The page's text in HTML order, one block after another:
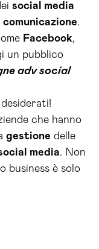
social media
comunicazione.
Facebook,
un pubblico
adv social
che hanno
gestione delle
media. Non
business è solo